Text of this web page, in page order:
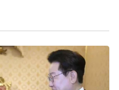
como centro "la